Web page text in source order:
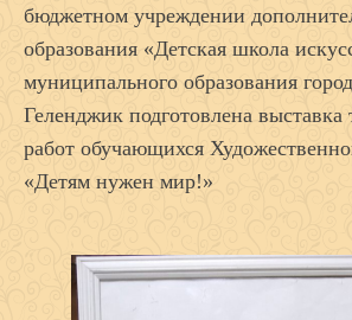
бюджетном учреждении
образования «Детская школа
муниципального образования
Геленджик подготовлена выставка
работ обучающихся
«Детям нужен мир!»